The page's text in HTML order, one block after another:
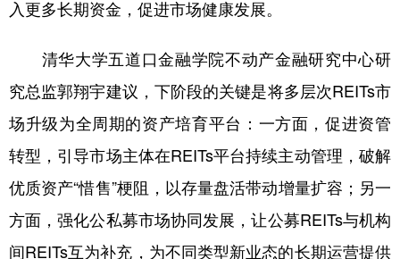
入更多长期资金，促进市场健康发展。
清华大学五道口金融学院不动产金融研究中心研
究总监郭翔宇建议，下阶段的关键是将多层次REITs市
场升级为全周期的资产培育平台：一方面，促进资管
转型，引导市场主体在REITs平台持续主动管理，破解
优质资产“惜售”梗阻，以存量盘活带动增量扩容；另一
方面，强化公私募市场协同发展，让公募REITs与机构
间REITs互为补充，为不同类型新业态的长期运营提供